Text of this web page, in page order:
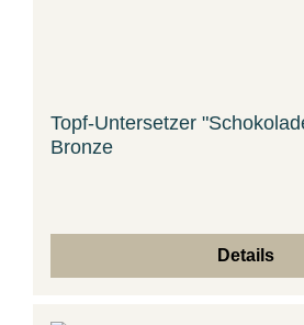
Topf-Untersetzer
Bronze
Details